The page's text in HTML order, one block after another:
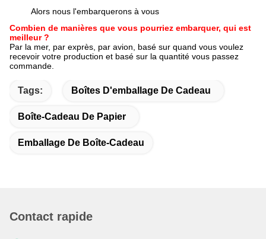
Alors nous l'embarquerons à vous
Combien de manières que vous pourriez embarquer, qui est
meilleur ?
Par la mer, par exprès, par avion, basé sur quand vous voulez
recevoir votre production et basé sur la quantité vous passez
commande.
Tags: Boîtes D'emballage De Cadeau
Boîte-Cadeau De Papier
Emballage De Boîte-Cadeau
Contact rapide